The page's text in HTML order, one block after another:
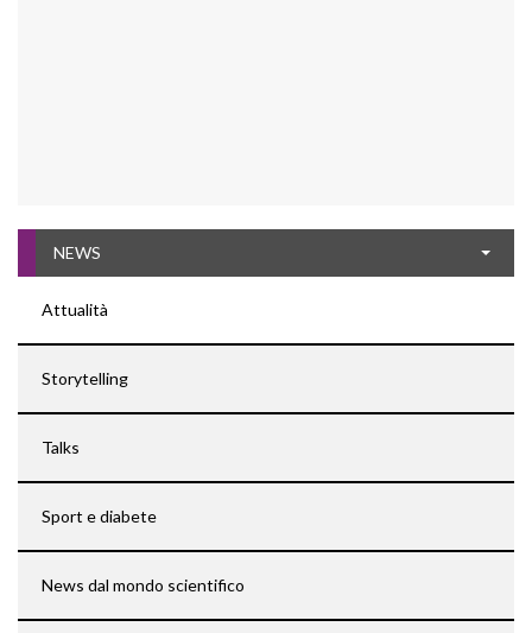
NEWS
Attualità
Storytelling
Talks
Sport e diabete
News dal mondo scientifico